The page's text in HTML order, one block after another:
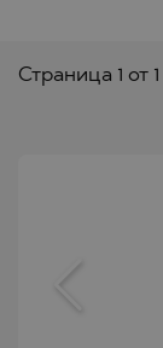
Страницa 1 от 1